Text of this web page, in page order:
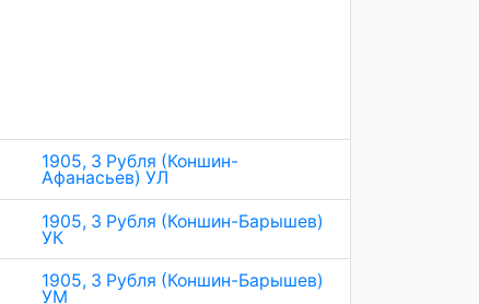
1905, 3 Рубля (Коншин-
Афанасьев) УЛ
1905, 3 Рубля (Коншин-Барышев)
УК
1905, 3 Рубля (Коншин-Барышев)
УМ